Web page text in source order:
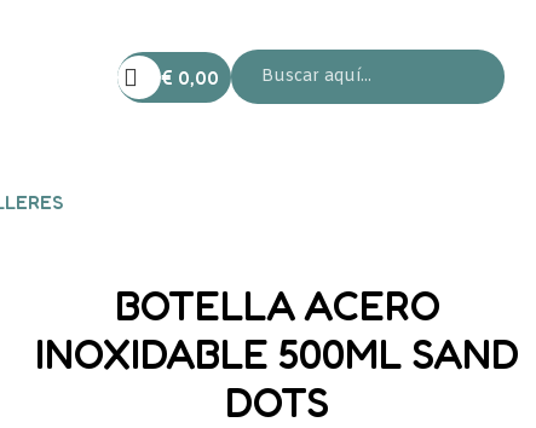
€ 0,00
BOTELLA ACERO
INOXIDABLE 500ML SAND
DOTS